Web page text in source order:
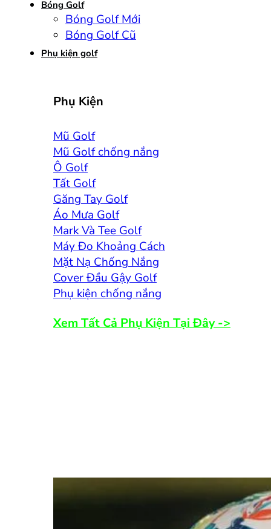
Bóng Golf
Bóng Golf Mới
Bóng Golf Cũ
Phụ kiện golf
Phụ Kiện
Mũ Golf
Mũ Golf chống nắng
Ô Golf
Tất Golf
Găng Tay Golf
Áo Mưa Golf
Mark Và Tee Golf
Máy Đo Khoảng Cách
Mặt Nạ Chống Nắng
Cover Đầu Gậy Golf
Phụ kiện chống nắng
Xem Tất Cả Phụ Kiện Tại Đây ->